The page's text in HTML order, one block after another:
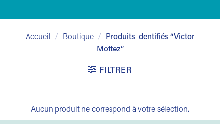
Accueil / Boutique /
Produits identifiés “Victor
Mottez”
FILTRER
Aucun produit ne correspond à votre sélection.